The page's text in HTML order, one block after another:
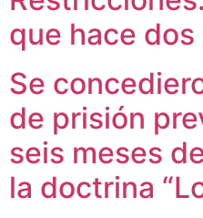
que hace dos
Se
de prisión
seis meses
la doctrina